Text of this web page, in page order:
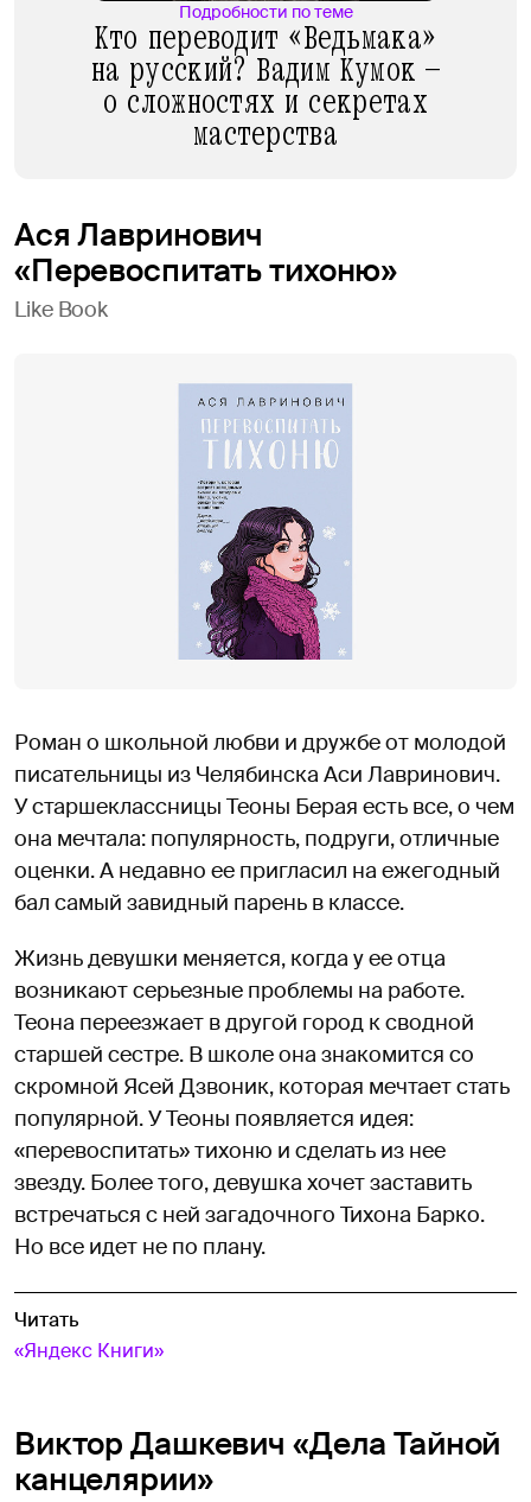
Подробности по теме
Кто переводит «Ведьмака»
на русский? Вадим Кумок —
о сложностях и секретах
мастерства
Ася Лавринович
«Перевоспитать тихоню»
Like Book
Роман о школьной любви и дружбе от молодой
писательницы из Челябинска Аси Лавринович.
У старшеклассницы Теоны Берая есть все, о чем
она мечтала: популярность, подруги, отличные
оценки. А недавно ее пригласил на ежегодный
бал самый завидный парень в классе.
Жизнь девушки меняется, когда у ее отца
возникают серьезные проблемы на работе.
Теона переезжает в другой город к сводной
старшей сестре. В школе она знакомится со
скромной Ясей Дзвоник, которая мечтает стать
популярной. У Теоны появляется идея:
«перевоспитать» тихоню и сделать из нее
звезду. Более того, девушка хочет заставить
встречаться с ней загадочного Тихона Барко.
Но все идет не по плану.
Читать
«Яндекс Книги»
Виктор Дашкевич «Дела Тайной
канцелярии»